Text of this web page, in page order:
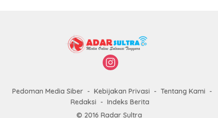
Pedoman Media Siber Kebijakan Privasi
Tentang Kami
Redaksi
Indeks Berita
© 2016 Radar Sultra